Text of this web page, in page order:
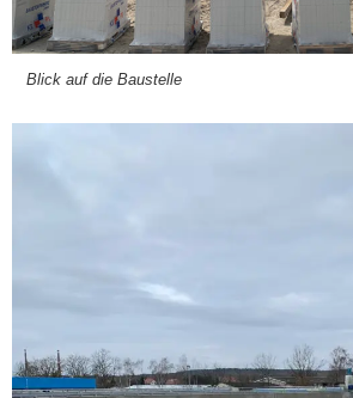
Blick auf die Bau­stel­le